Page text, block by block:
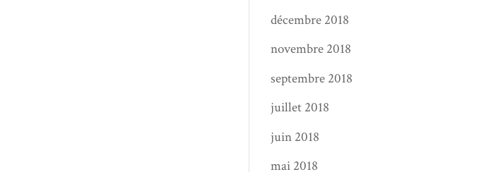
décembre 2018
novembre 2018
septembre 2018
juillet 2018
juin 2018
mai 2018